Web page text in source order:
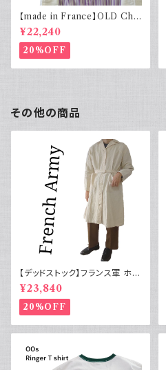
【made in France】OLD Cha
rvet ストライプ 切り替え 紫
¥22,240
20%OFF
その他の商品
【デッドストック】フランス軍 ホス
ピタルコート リネンコート シン
グルタイプ
¥23,840
20%OFF